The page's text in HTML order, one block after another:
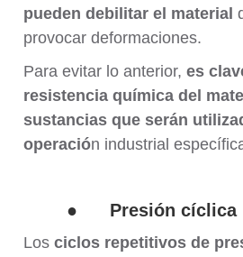
pueden debilitar el material
provocar deformaciones.
Para evitar lo anterior, es
resistencia química del
sustancias que serán
operación industrial
● Presión cíclica
Los ciclos repetitivos de